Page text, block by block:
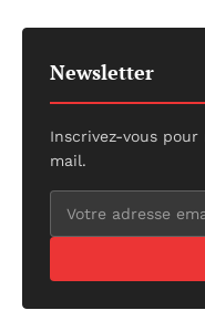
Newsletter
Inscrivez-vous
mail.